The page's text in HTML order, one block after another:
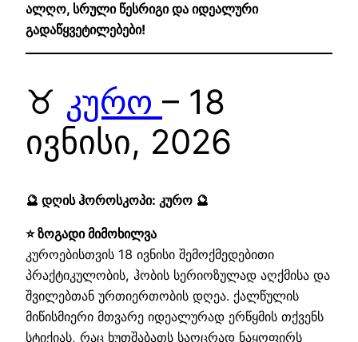
ალღო, სრული წესრიგი და იდეალური
გადაწყვეტილებები!
♉ კურო – 18
ივნისი, 2026
🔮 დღის ჰოროსკოპი: კურო 🔮
⭐ ზოგადი მიმოხილვა
კუროებისთვის 18 ივნისი შემოქმედებითი
პრაქტიკულობის, ჰობის სერიოზულად აღქმისა და
შვილებთან ურთიერთობის დღეა. ქალწულის
მიწისმიერი მთვარე იდეალურად ერწყმის თქვენს
სტიქიას, რაც ხუთშაბათს საოცრად ნაყოფირს